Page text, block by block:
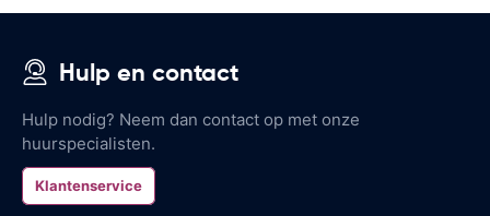
Hulp en contact
Hulp nodig? Neem dan contact op met onze
huurspecialisten.
Klantenservice